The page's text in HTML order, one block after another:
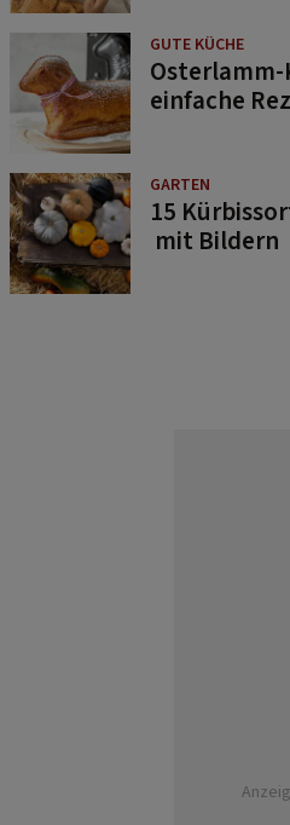
GUTE KÜCHE
Osterlamm-
einfache
GARTEN
15
mit Bildern